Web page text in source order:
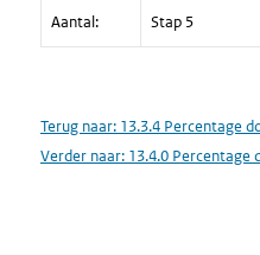
Aantal: Stap 5
Terug naar: 13.3.4 Percentage
Verder naar: 13.4.0